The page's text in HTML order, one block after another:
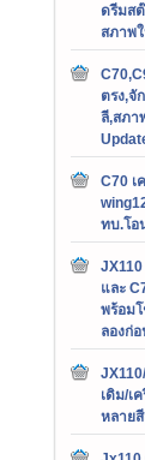
ดรีมส
สภาพ
ตรง,จั
ลี,สภา
C70 เ
ทบ.โอ
และ
พร้อม
ลองก่อ
เดิม/เ
หลาย